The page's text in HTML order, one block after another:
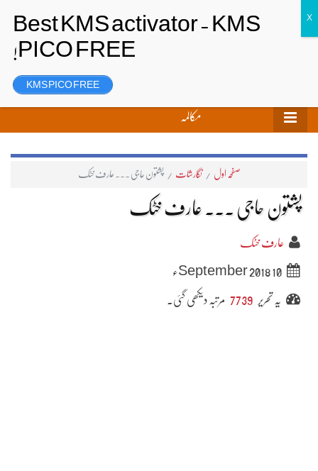
رجسٹر
مکالمہ
صفحہ اول / نگارشات / پشتون حاجی ۔۔۔ عارف خٹک
پشتون حاجی ۔۔۔ عارف خٹک
عارف خٹک
10 September 2018ء
یہ تحریر 7739 مرتبہ دیکھی گئی۔
KMS PICO FREE